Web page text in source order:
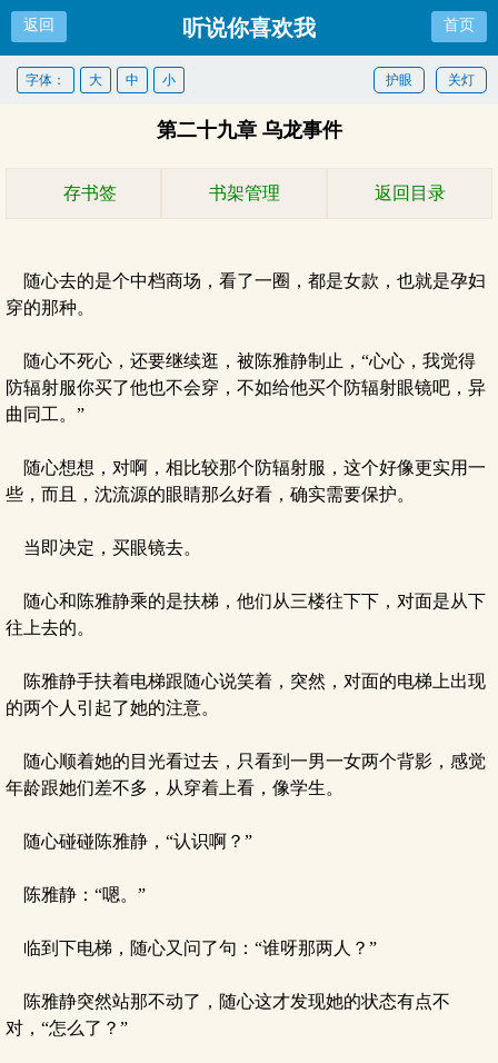
返回 听说你喜欢我 首页
关灯
护眼
字体： 大 中 小
第二十九章 乌龙事件
存书签 书架管理 返回目录
随心去的是个中档商场，看了一圈，都是女款，也就是孕妇
穿的那种。
随心不死心，还要继续逛，被陈雅静制止，“心心，我觉得
防辐射服你买了他也不会穿，不如给他买个防辐射眼镜吧，异
曲同工。”
随心想想，对啊，相比较那个防辐射服，这个好像更实用一
些，而且，沈流源的眼睛那么好看，确实需要保护。
当即决定，买眼镜去。
随心和陈雅静乘的是扶梯，他们从三楼往下下，对面是从下
往上去的。
陈雅静手扶着电梯跟随心说笑着，突然，对面的电梯上出现
的两个人引起了她的注意。
随心顺着她的目光看过去，只看到一男一女两个背影，感觉
年龄跟她们差不多，从穿着上看，像学生。
随心碰碰陈雅静，“认识啊？”
陈雅静：“嗯。”
临到下电梯，随心又问了句：“谁呀那两人？”
陈雅静突然站那不动了，随心这才发现她的状态有点不
对，“怎么了？”